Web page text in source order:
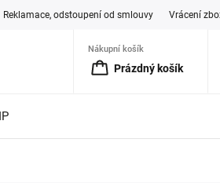
Reklamace, odstoupení od smlouvy Vrácení
Nákupní košík
Prázdný košík